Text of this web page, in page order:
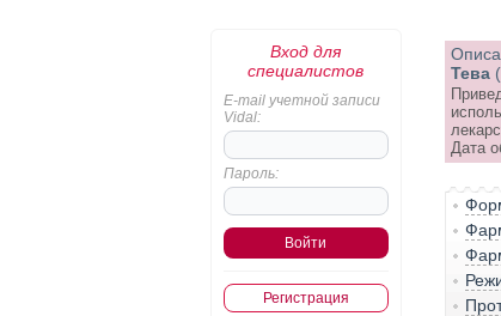
Вход для
специалистов
E-mail учетной записи
Vidal:
Пароль:
Регистрация
Тева
Дата